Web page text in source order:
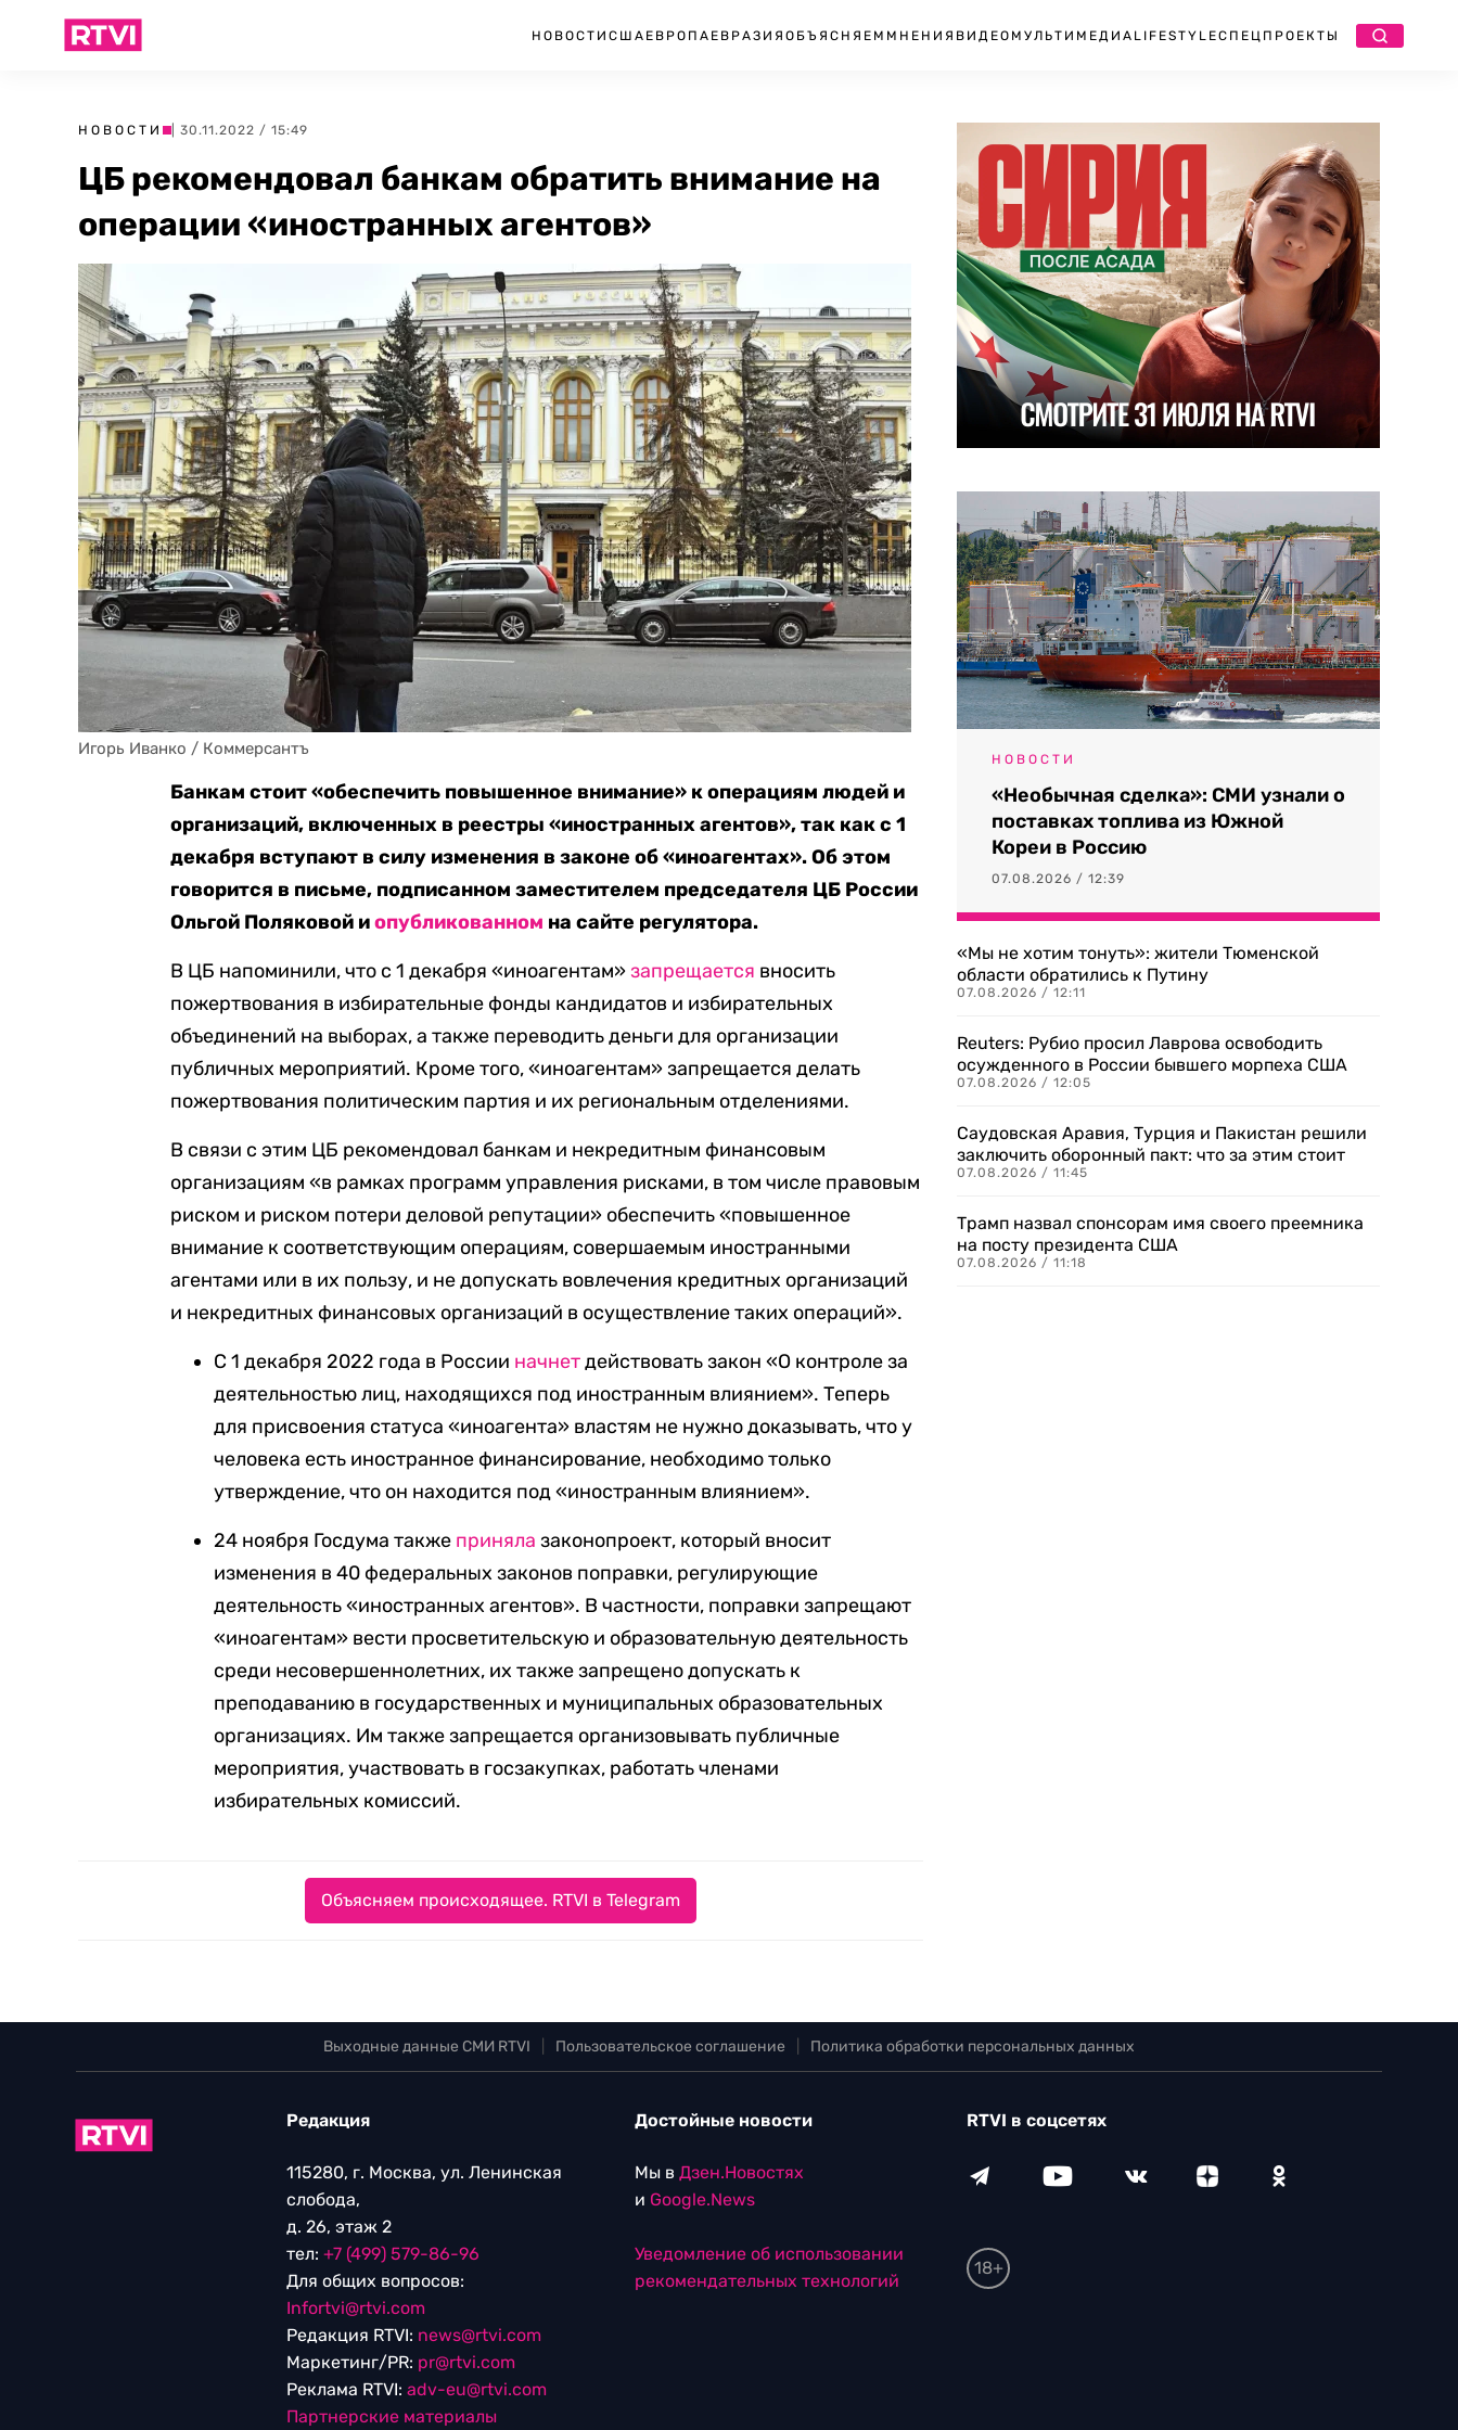
НОВОСТИ США ЕВРОПА ЕВРАЗИЯ ОБЪЯСНЯЕМ МНЕНИЯ ВИДЕО МУЛЬТИМЕДИА LIFESTYLEСПЕЦПРОЕКТЫ
НОВОСТИ | 30.11.2022 / 15:49
ЦБ рекомендовал банкам обратить внимание на
операции «иностранных агентов»
Игорь Иванко / Коммерсантъ
Банкам стоит «обеспечить повышенное внимание» к операциям людей и
организаций, включенных в реестры «иностранных агентов», так как с 1
декабря вступают в силу изменения в законе об «иноагентах». Об этом
говорится в письме, подписанном заместителем председателя ЦБ России
Ольгой Поляковой иопубликованном на сайте регулятора.
В ЦБ напоминили, что с 1 декабря «иноагентам»запрещается вносить
пожертвования в избирательные фонды кандидатов и избирательных
объединений на выборах, а также переводить деньги для организации
публичных мероприятий. Кроме того, «иноагентам» запрещается делать
пожертвования политическим партия и их региональным отделениями.
В связи с этим ЦБ рекомендовал банкам и некредитным финансовым
организациям «в рамках программ управления рисками, в том числе правовым
риском и риском потери деловой репутации» обеспечить «повышенное
внимание к соответствующим операциям, совершаемым иностранными
агентами или в их пользу, и не допускать вовлечения кредитных организаций
и некредитных финансовых организаций в осуществление таких операций».
С 1 декабря 2022 года в России начнетдействовать закон «О контроле за
деятельностью лиц, находящихся под иностранным влиянием». Теперь
для присвоения статуса «иноагента» властям не нужно доказывать, что у
человека есть иностранное финансирование, необходимо только
утверждение, что он находится под «иностранным влиянием».
24 ноября Госдума также приняла законопроект, который вносит
изменения в 40 федеральных законов поправки, регулирующие
деятельность «иностранных агентов». В частности, поправки запрещают
«иноагентам» вести просветительскую и образовательную деятельность
среди несовершеннолетних, их также запрещено допускать к
преподаванию в государственных и муниципальных образовательных
организациях. Им также запрещается организовывать публичные
мероприятия, участвовать в госзакупках, работать членами
избирательных комиссий.
Объясняем происходящее. RTVI в Telegram
НОВОСТИ
«Необычная сделка»: СМИ узнали о
поставках топлива из Южной
Кореи в Россию
07.08.2026 / 12:39
«Мы не хотим тонуть»: жители Тюменской
области обратились к Путину
07.08.2026 / 12:11
Reuters: Рубио просил Лаврова освободить
осужденного в России бывшего морпеха США
07.08.2026 / 12:05
Саудовская Аравия, Турция и Пакистан решили
заключить оборонный пакт: что за этим стоит
07.08.2026 / 11:45
Трамп назвал спонсорам имя своего преемника
на посту президента США
07.08.2026 / 11:18
Выходные данные СМИ RTVI Пользовательское соглашение Политика обработки персональных данных
Редакция
115280, г. Москва, ул. Ленинская
слобода,
д. 26, этаж 2
тел: +7 (499) 579-86-96
Для общих вопросов:
Infortvi@rtvi.com
Редакция RTVI: news@rtvi.com
Маркетинг/PR: pr@rtvi.com
Реклама RTVI: adv-eu@rtvi.com
Партнерские материалы
Достойные новости
Мы в Дзен.Новостях
и Google.News
Уведомление об использовании
рекомендательных технологий
RTVI в соцсетях
18+